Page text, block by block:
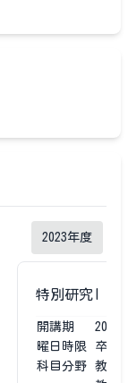
2023年度
特別研究I
開講期 2023
曜日時限
卒研
科目分野
教育